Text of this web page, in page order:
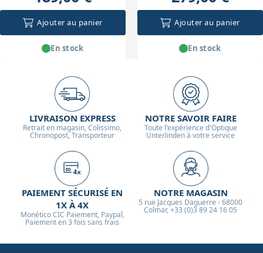
Ajouter au panier
En stock
Ajouter au panier
En stock
LIVRAISON EXPRESS
Retrait en magasin, Colissimo,
Chronopost, Transporteur
NOTRE SAVOIR FAIRE
Toute l'expérience d'Optique
Unterlinden à votre service
PAIEMENT SÉCURISÉ EN
1X À 4X
Monético CIC Paiement, Paypal,
Paiement en 3 fois sans frais
NOTRE MAGASIN
5 rue Jacques Daguerre - 68000
Colmar, +33 (0)3 89 24 16 05